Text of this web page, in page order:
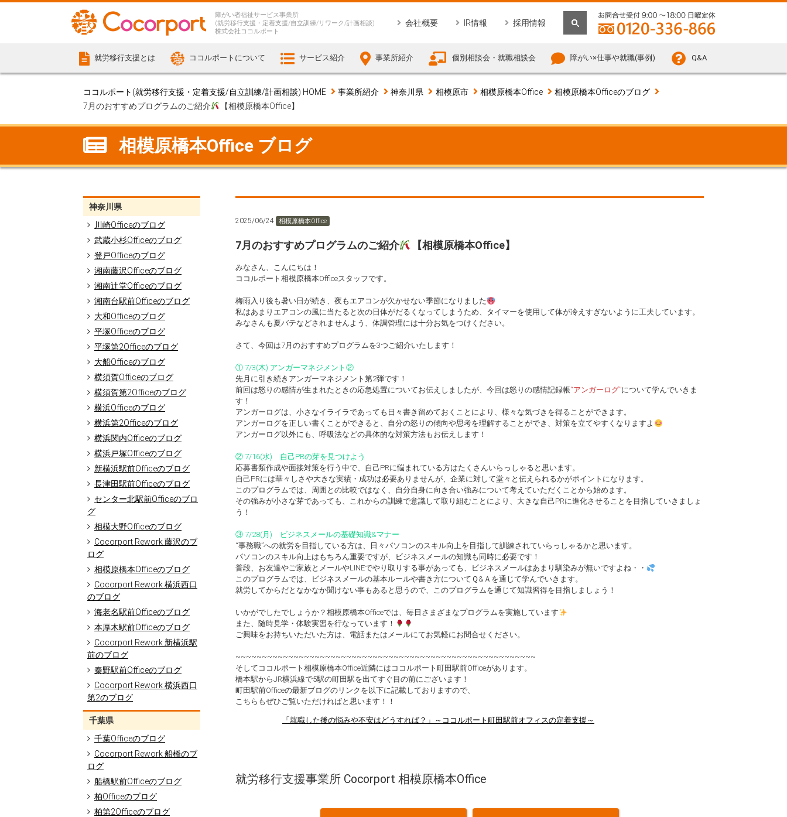
障がい者福祉サービス事業所
(就労移行支援・定着支援/自立訓練/リワーク/計画相談)
株式会社ココルポート
会社概要 IR情報 採用情報
就労移行支援とは ココルポートについて サービス紹介 事業所紹介 個別相談会・就職相談会 障がい×仕事や就職(事例) Q&A
ココルポート(就労移行支援・定着支援/自立訓練/計画相談) HOME 事業所紹介 神奈川県 相模原市 相模原橋本Office
相模原橋本Officeのブログ
7月のおすすめプログラムのご紹介
【相模原橋本Office】
相模原橋本Office ブログ
神奈川県
川崎Officeのブログ
武蔵小杉Officeのブログ
登戸Officeのブログ
湘南藤沢Officeのブログ
湘南辻堂Officeのブログ
湘南台駅前Officeのブログ
大和Officeのブログ
平塚Officeのブログ
平塚第2Officeのブログ
大船Officeのブログ
横須賀Officeのブログ
横須賀第2Officeのブログ
横浜Officeのブログ
横浜第2Officeのブログ
横浜関内Officeのブログ
横浜戸塚Officeのブログ
新横浜駅前Officeのブログ
長津田駅前Officeのブログ
センター北駅前Officeのブロ
グ
相模大野Officeのブログ
Cocorport Rework 藤沢のブ
ログ
相模原橋本Officeのブログ
Cocorport Rework 横浜西口
のブログ
海老名駅前Officeのブログ
本厚木駅前Officeのブログ
Cocorport Rework 新横浜駅
前のブログ
秦野駅前Officeのブログ
Cocorport Rework 横浜西口
第2のブログ
千葉県
千葉Officeのブログ
Cocorport Rework 船橋のブ
ログ
船橋駅前Officeのブログ
柏Officeのブログ
柏第2Officeのブログ
2025/06/24 相模原橋本Office
7月のおすすめプログラムのご紹介 【相模原橋本Office】
みなさん、こんにちは！
ココルポート相模原橋本Officeスタッフです。
梅雨入り後も暑い日が続き、夜もエアコンが欠かせない季節になりました
私はあまりエアコンの風に当たると次の日体がだるくなってしまうため、タイマーを使用して体が冷えすぎないように工夫しています。
みなさんも夏バテなどされませんよう、体調管理には十分お気をつけください。
さて、今回は7月のおすすめプログラムを3つご紹介いたします！
① 7/3(木) アンガーマネジメント②
先月に引き続きアンガーマネジメント第2弾です！
前回は怒りの感情が生まれたときの応急処置についてお伝えしましたが、今回は怒りの感情記録帳“アンガーログ”について学んでいきま
す！
アンガーログは、小さなイライラであっても日々書き留めておくことにより、様々な気づきを得ることができます。
アンガーログを正しい書くことができると、自分の怒りの傾向や思考を理解することができ、対策を立てやすくなりますよ
アンガーログ以外にも、呼吸法などの具体的な対策方法もお伝えします！
② 7/16(水) 自己PRの芽を見つけよう
応募書類作成や面接対策を行う中で、自己PRに悩まれている方はたくさんいらっしゃると思います。
自己PRには華々しさや大きな実績・成功は必要ありませんが、企業に対して堂々と伝えられるかがポイントになります。
このプログラムでは、周囲との比較ではなく、自分自身に向き合い強みについて考えていただくことから始めます。
その強みが小さな芽であっても、これからの訓練で意識して取り組むことにより、大きな自己PRに進化させることを目指していきましょ
う！
③ 7/28(月) ビジネスメールの基礎知識&マナー
“事務職”への就労を目指している方は、日々パソコンのスキル向上を目指して訓練されていらっしゃるかと思います。
パソコンのスキル向上はもちろん重要ですが、ビジネスメールの知識も同時に必要です！
普段、お友達やご家族とメールやLINEでやり取りする事があっても、ビジネスメールはあまり馴染みが無いですよね・・
このプログラムでは、ビジネスメールの基本ルールや書き方についてＱ&Ａを通じて学んでいきます。
就労してからだとなかなか聞けない事もあると思うので、このプログラムを通じて知識習得を目指しましょう！
いかがでしたでしょうか？相模原橋本Officeでは、毎日さまざまなプログラムを実施しています
また、随時見学・体験実習を行なっています！
ご興味をお持ちいただいた方は、電話またはメールにてお気軽にお問合せください。
~~~~~~~~~~~~~~~~~~~~~~~~~~~~~~~~~~~~~~~~~~~~~~~~~~~~~~~~~
そしてココルポート相模原橋本Office近隣にはココルポート町田駅前Officeがあります。
橋本駅からJR横浜線で5駅の町田駅を出てすぐ目の前にございます！
町田駅前Officeの最新ブログのリンクを以下に記載しておりますので、
こちらもぜひご覧いただければと思います！！
「就職した後の悩みや不安はどうすれば？」～ココルポート町田駅前オフィスの定着支援～
就労移行支援事業所 Cocorport 相模原橋本Office